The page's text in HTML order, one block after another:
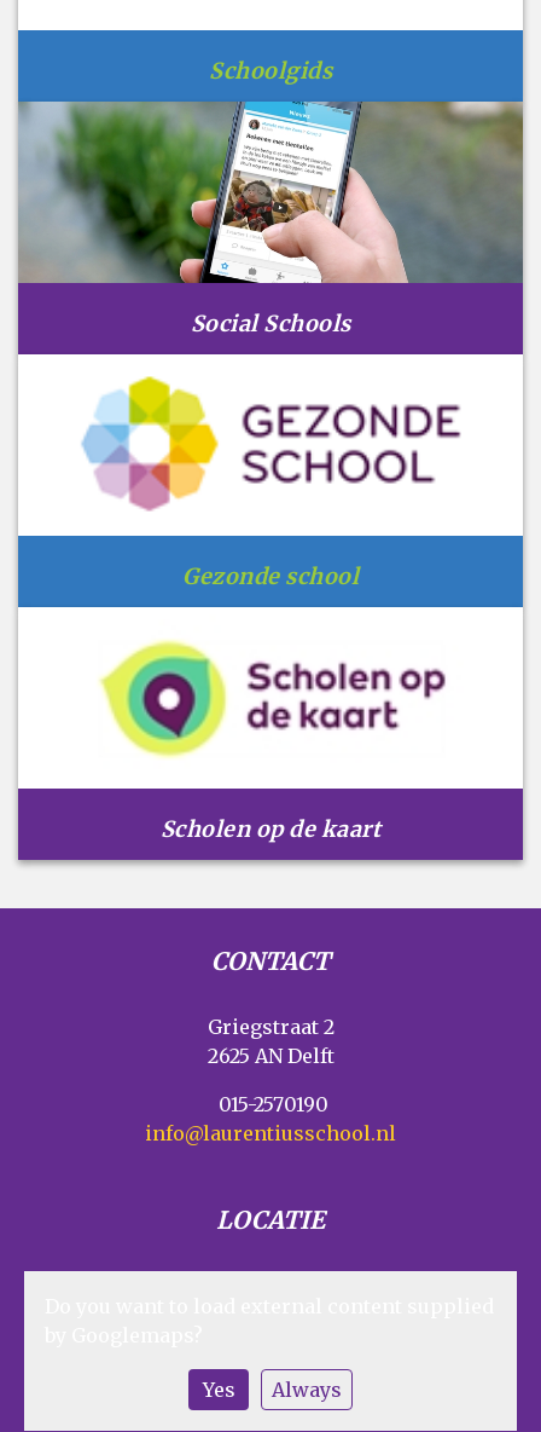
Schoolgids
Social Schools
Gezonde school
Scholen op de kaart
CONTACT
Griegstraat 2
2625 AN Delft
015-2570190
info@laurentiusschool.nl
LOCATIE
Yes Always